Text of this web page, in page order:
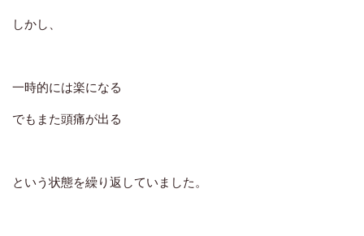
しかし、
一時的には楽になる
でもまた頭痛が出る
という状態を繰り返していました。